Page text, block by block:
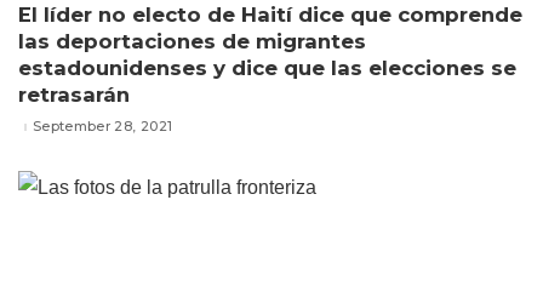
El líder no electo de Haití dice que comprende
las deportaciones de migrantes
estadounidenses y dice que las elecciones se
retrasarán
September 28, 2021